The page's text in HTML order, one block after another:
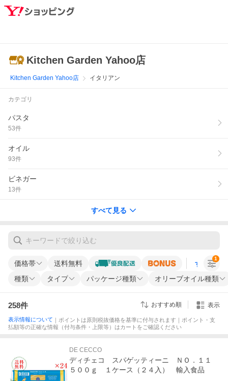
Kitchen Garden Yahoo店
Kitchen Garden Yahoo店 イタリアン
カテゴリ
パスタ
53件
オイル
93件
ビネガー
13件
すべて見る
価格帯 送料無料 すべての条
種類 タイプ パッケージ種類 オリーブオイル種類
1
258件 おすすめ順 表示
表示情報について ｜ポイントは原則税抜価格を基準に付与されます｜ポイント・支
払額等の正確な情報（付与条件・上限等）はカートをご確認ください
DE CECCO
ディチェコ スパゲッティーニ ＮＯ．１１
５００ｇ １ケース（２４入） 輸入食品